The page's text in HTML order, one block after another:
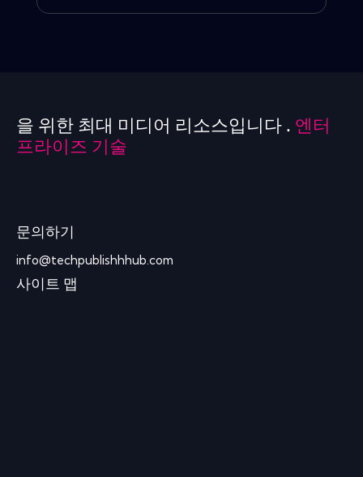
을 위한 최대 미디어 리소스입니다 . 엔터
프라이즈 기술
문의하기
info@techpublishhhub.com
사이트 맵